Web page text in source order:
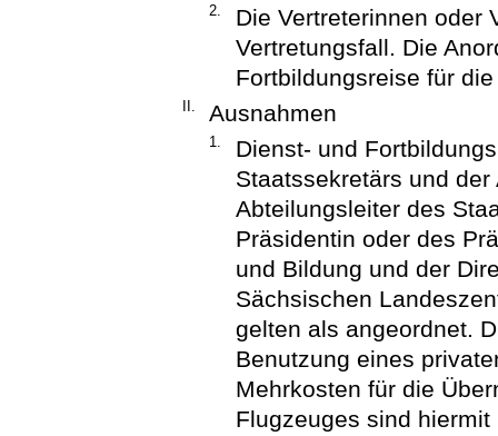
2.
Die Vertreterinnen oder
Vertretungsfall. Die
Fortbildungsreise für
II. Ausnahmen
1.
Dienst- und
Staatssekretärs und
Abteilungsleiter des
Präsidentin oder des
und Bildung und der
Sächsischen
gelten als angeordnet.
Benutzung eines
Mehrkosten für die
Flugzeuges sind